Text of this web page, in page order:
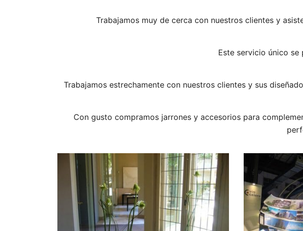
Trabajamos muy de cerca con nuestros clientes y
Este servicio único se
Trabajamos estrechamente con nuestros clientes y sus
Con gusto compramos jarrones y accesorios para